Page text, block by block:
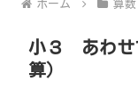
ホーム 算数
小３ あわせ
算）